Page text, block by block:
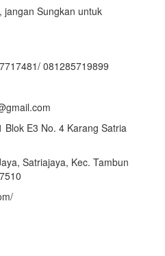
jangan Sungkan untuk
081285719899
E3 No. 4 Karang Satria
Satriajaya, Kec. Tambun